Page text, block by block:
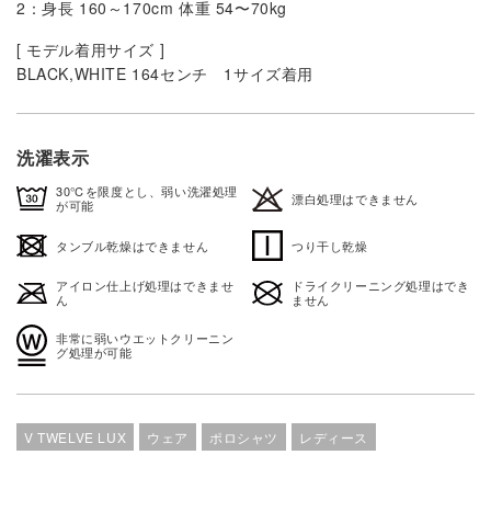
2：身長 160～170cm 体重 54〜70kg
[ モデル着用サイズ ]
BLACK,WHITE 164センチ 1サイズ着用
洗濯表示
30℃を限度とし、弱い洗濯処理
が可能
漂白処理はできません
タンブル乾燥はできません つり干し乾燥
アイロン仕上げ処理はできませ
ん
ドライクリーニング処理はでき
ません
非常に弱いウエットクリーニン
グ処理が可能
V TWELVE LUX ウェア ポロシャツ レディース